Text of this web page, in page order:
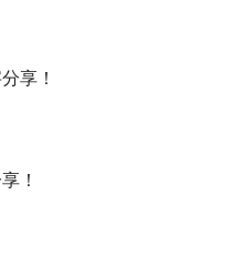
享！
！